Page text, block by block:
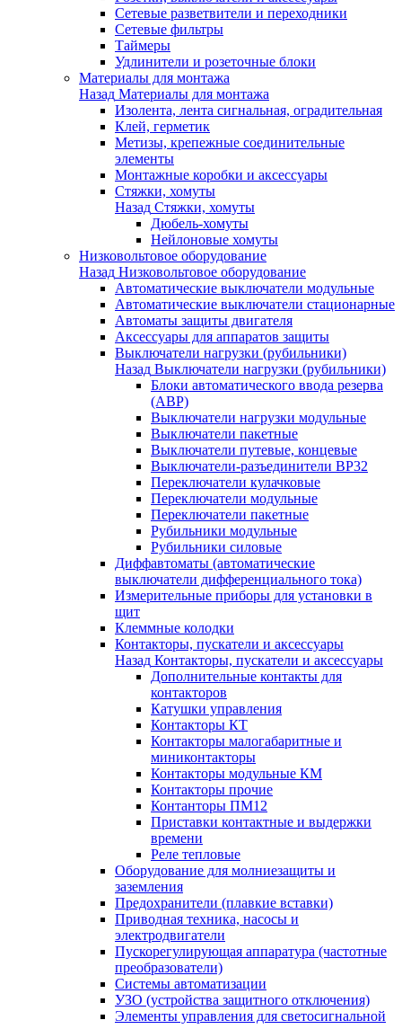
Сетевые разветвители и переходники
Сетевые фильтры
Таймеры
Удлинители и розеточные блоки
Материалы для монтажа
Назад Материалы для монтажа
Изолента, лента сигнальная, оградительная
Клей, герметик
Метизы, крепежные соединительные
элементы
Монтажные коробки и аксессуары
Стяжки, хомуты
Назад Стяжки, хомуты
Дюбель-хомуты
Нейлоновые хомуты
Низковольтовое оборудование
Назад Низковольтовое оборудование
Автоматические выключатели модульные
Автоматические выключатели стационарные
Автоматы защиты двигателя
Аксессуары для аппаратов защиты
Выключатели нагрузки (рубильники)
Назад Выключатели нагрузки (рубильники)
Блоки автоматического ввода резерва
(АВР)
Выключатели нагрузки модульные
Выключатели пакетные
Выключатели путевые, концевые
Выключатели-разъединители ВР32
Переключатели кулачковые
Переключатели модульные
Переключатели пакетные
Рубильники модульные
Рубильники силовые
Диффавтоматы (автоматические
выключатели дифференциального тока)
Измерительные приборы для установки в
щит
Клеммные колодки
Контакторы, пускатели и аксессуары
Назад Контакторы, пускатели и аксессуары
Дополнительные контакты для
контакторов
Катушки управления
Контакторы КТ
Контакторы малогабаритные и
миниконтакторы
Контакторы модульные КМ
Контакторы прочие
Контанторы ПМ12
Приставки контактные и выдержки
времени
Реле тепловые
Оборудование для молниезащиты и
заземления
Предохранители (плавкие вставки)
Приводная техника, насосы и
электродвигатели
Пускорегулирующая аппаратура (частотные
преобразователи)
Системы автоматизации
УЗО (устройства защитного отключения)
Элементы управления для светосигнальной